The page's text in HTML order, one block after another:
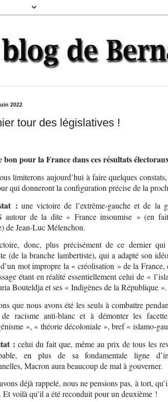
2022
tour des législatives !
bon pour la France dans ces résultats
limiterons aujourd’hui à faire quelques
qui donneront la configuration précise de la
: une victoire de l’extrême-gauche et de la
autour de la dite « France insoumise » (en
de Jean-Luc Mélenchon.
donc, plus précisément de ce dernier
(de la branche lambertiste), qui a adapté son
mot impropre la « créolisation » de la
étant en réalité essentiellement celui de «
Bouteldja et ses « Indigènes de la République ».
que nous avons été les seuls à combattre
racisme anti-blanc et à démonter les
», « théorie décoloniale », bref « islamo-
: celui du fait que, même au prix de tous les
en plus de sa fondamentale ligne
Macron aura beaucoup de mal à gouverner.
déjà rappelé, nous ne pensions pas, à tort,
Et voilà qu’il a été reconduit pour un deuxième !